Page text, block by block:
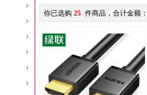
你已选购 25 件商品，合计金额：